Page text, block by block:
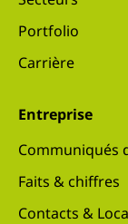
Portfolio
Carrière
Entreprise
Communiqués
Faits & chiffres
Contacts &